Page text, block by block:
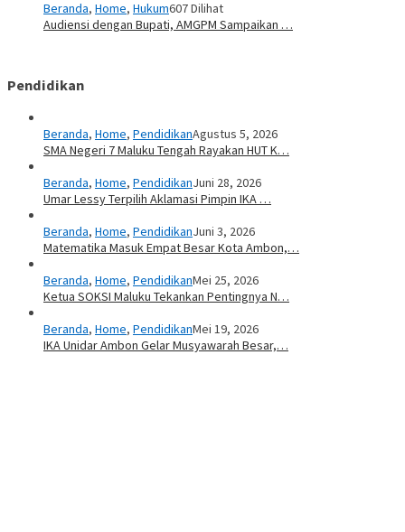
Beranda, Home, Hukum607 Dilihat
Audiensi dengan Bupati, AMGPM Sampaikan …
Pendidikan
Beranda, Home, PendidikanAgustus 5, 2026
SMA Negeri 7 Maluku Tengah Rayakan HUT K…
Beranda, Home, PendidikanJuni 28, 2026
Umar Lessy Terpilih Aklamasi Pimpin IKA …
Beranda, Home, PendidikanJuni 3, 2026
Matematika Masuk Empat Besar Kota Ambon,…
Beranda, Home, PendidikanMei 25, 2026
Ketua SOKSI Maluku Tekankan Pentingnya N…
Beranda, Home, PendidikanMei 19, 2026
IKA Unidar Ambon Gelar Musyawarah Besar,…